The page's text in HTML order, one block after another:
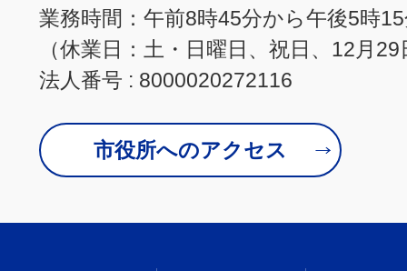
業務時間：午前8時45分から午後5時
（休業日：土・日曜日、祝日、12月
法人番号 : 8000020272116
市役所へのアクセス